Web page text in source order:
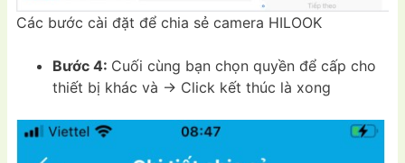
Các bước cài đặt để chia sẻ camera HILOOK
Bước 4: Cuối cùng bạn chọn quyền để cấp cho
thiết bị khác và -> Click kết thúc là xong